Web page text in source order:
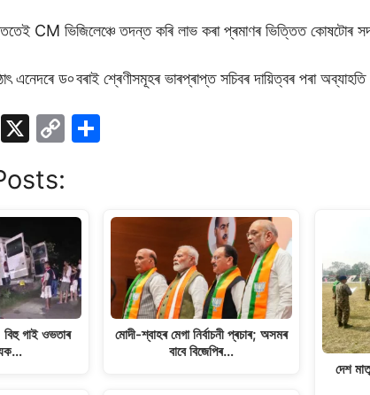
CM ভিজিলেঞ্চে তদন্ত কৰি লাভ কৰা প্ৰমাণৰ ভিত্তিত কোষটোৰ
এনেদৰে ড৹ বৰাই শ্ৰেণীসমূহৰ ভাৰপ্ৰাপ্ত সচিবৰ দায়িত্বৰ পৰা অব্যাহতি
T
X
C
y
n
k
e
গাই ওভতাৰ
মোদী-শ্বাহৰ মেগা নিৰ্বাচনী প্ৰচাৰ; অসমৰ
বাবে বিজেপিৰ…
দেশ